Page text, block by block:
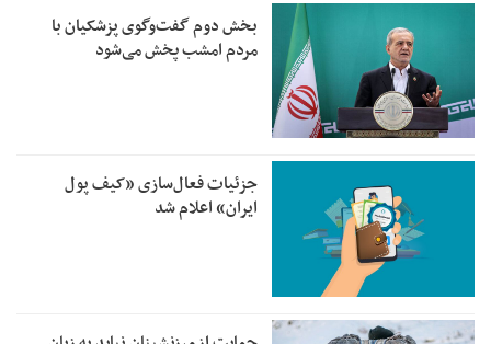
بخش دوم گفت‌وگوی پزشکیان با
مردم امشب پخش می‌شود
جزئیات فعال‌سازی «کیف پول
ایران» اعلام شد